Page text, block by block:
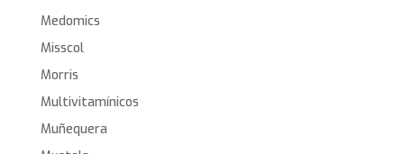
Medomics
Misscol
Morris
Multivitamínicos
Muñequera